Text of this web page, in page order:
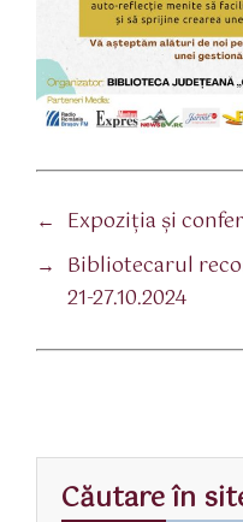
← Expoziţia şi
→ Bibliotecarul
21-27.10.2024
Căutare în